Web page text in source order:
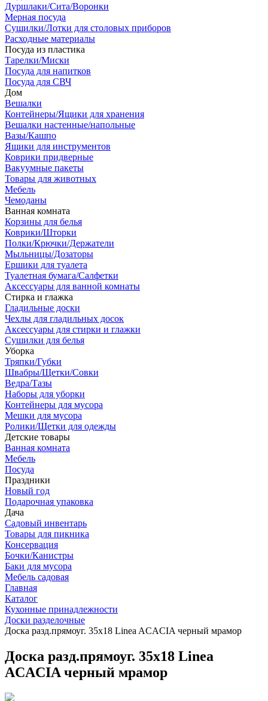
Дуршлаки/Сита/Воронки
Мерная посуда
Сушилки/Лотки для столовых приборов
Расходные материалы
Посуда из пластика
Тарелки/Миски
Посуда для напитков
Посуда для СВЧ
Дом
Вешалки
Контейнеры/Ящики для хранения
Вешалки настенные/напольные
Вазы/Кашпо
Ящики для инструментов
Коврики придверные
Вакуумные пакеты
Товары для животных
Мебель
Чемоданы
Ванная комната
Корзины для белья
Коврики/Шторки
Полки/Крючки/Держатели
Мыльницы/Дозаторы
Ершики для туалета
Туалетная бумага/Салфетки
Аксессуары для ванной комнаты
Стирка и глажка
Гладильные доски
Чехлы для гладильных досок
Аксессуары для стирки и глажки
Сушилки для белья
Уборка
Тряпки/Губки
Швабры/Щетки/Совки
Ведра/Тазы
Наборы для уборки
Контейнеры для мусора
Мешки для мусора
Ролики/Щетки для одежды
Детские товары
Ванная комната
Мебель
Посуда
Праздники
Новый год
Подарочная упаковка
Дача
Садовый инвентарь
Товары для пикника
Консервация
Бочки/Канистры
Баки для мусора
Мебель садовая
Главная
Каталог
Кухонные принадлежности
Доски разделочные
Доска разд.прямоуг. 35х18 Linea ACACIA черный мрамор
Доска разд.прямоуг. 35х18 Linea
ACACIA черный мрамор